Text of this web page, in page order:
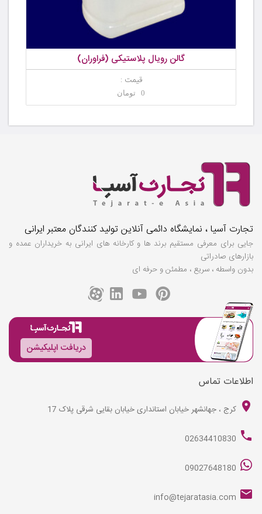
گالن رویال پلاستیکی (فراوران)
قیمت :
0 تومان
تجارت آسیا ، نمایشگاه دائمی آنلاین تولید کنندگان معتبر ایرانی
جایی برای معرفی مستقیم برند ها و کارخانه های ایرانی به خریداران عمده و
بازارهای صادراتی
بدون واسطه ، سریع ، مطمئن و حرفه ای
دریافت اپلیکیشن
اطلاعات تماس
کرج ، جهانشهر خیابان استانداری خیابان بقایی شرقی پلاک 17
02634410830
09027648180
info@tejaratasia.com